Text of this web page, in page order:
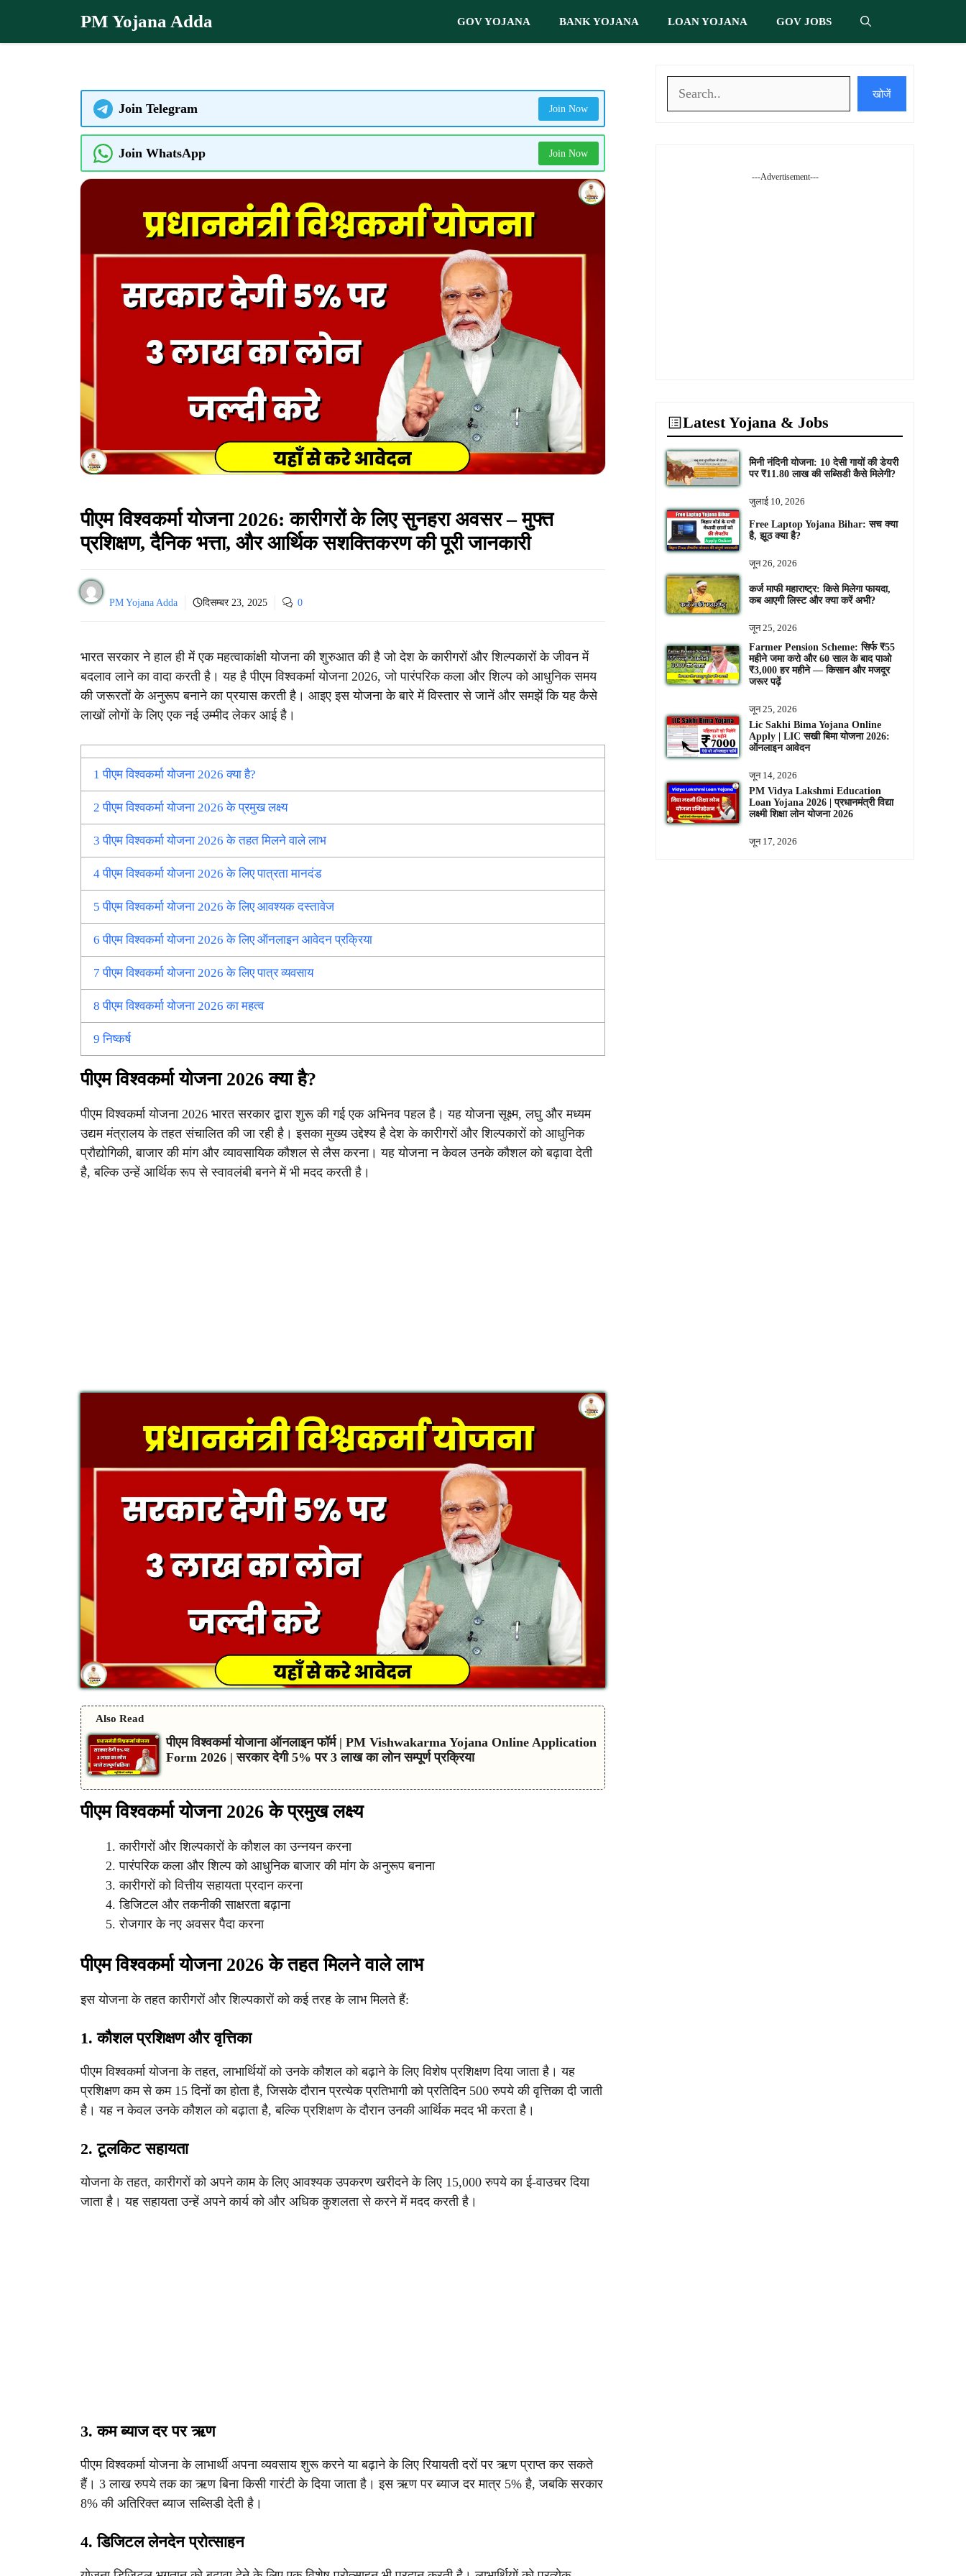
content
PM Yojana Adda GOV YOJANA BANK YOJANA LOAN YOJANA GOV JOBS
Join Telegram Join Now
Join WhatsApp Join Now
पीएम विश्वकर्मा योजना 2026: कारीगरों के लिए सुनहरा अवसर – मुफ्त
प्रशिक्षण, दैनिक भत्ता, और आर्थिक सशक्तिकरण की पूरी जानकारी
PM Yojana Adda दिसम्बर 23, 2025 0
भारत सरकार ने हाल ही में एक महत्वाकांक्षी योजना की शुरुआत की है जो देश के कारीगरों और शिल्पकारों के जीवन में
बदलाव लाने का वादा करती है। यह है पीएम विश्वकर्मा योजना 2026, जो पारंपरिक कला और शिल्प को आधुनिक समय
की जरूरतों के अनुरूप बनाने का प्रयास करती है। आइए इस योजना के बारे में विस्तार से जानें और समझें कि यह कैसे
लाखों लोगों के लिए एक नई उम्मीद लेकर आई है।
1 पीएम विश्वकर्मा योजना 2026 क्या है?
2 पीएम विश्वकर्मा योजना 2026 के प्रमुख लक्ष्य
3 पीएम विश्वकर्मा योजना 2026 के तहत मिलने वाले लाभ
4पीएम विश्वकर्मा योजना 2026 के लिए पात्रता मानदंड
5 पीएम विश्वकर्मा योजना 2026 के लिए आवश्यक दस्तावेज
6 पीएम विश्वकर्मा योजना 2026 के लिए ऑनलाइन आवेदन प्रक्रिया
7 पीएम विश्वकर्मा योजना 2026 के लिए पात्र व्यवसाय
8 पीएम विश्वकर्मा योजना 2026 का महत्व
9 निष्कर्ष
पीएम विश्वकर्मा योजना 2026 क्या है?
पीएम विश्वकर्मा योजना 2026 भारत सरकार द्वारा शुरू की गई एक अभिनव पहल है। यह योजना सूक्ष्म, लघु और मध्यम
उद्यम मंत्रालय के तहत संचालित की जा रही है। इसका मुख्य उद्देश्य है देश के कारीगरों और शिल्पकारों को आधुनिक
प्रौद्योगिकी, बाजार की मांग और व्यावसायिक कौशल से लैस करना। यह योजना न केवल उनके कौशल को बढ़ावा देती
है, बल्कि उन्हें आर्थिक रूप से स्वावलंबी बनने में भी मदद करती है।
Also Read
पीएम विश्वकर्मा योजाना ऑनलाइन फॉर्म | PM Vishwakarma Yojana Online Application
Form 2026 | सरकार देगी 5% पर 3 लाख का लोन सम्पूर्ण प्रक्रिया
पीएम विश्वकर्मा योजना 2026 के प्रमुख लक्ष्य
कारीगरों और शिल्पकारों के कौशल का उन्नयन करना
पारंपरिक कला और शिल्प को आधुनिक बाजार की मांग के अनुरूप बनाना
कारीगरों को वित्तीय सहायता प्रदान करना
डिजिटल और तकनीकी साक्षरता बढ़ाना
रोजगार के नए अवसर पैदा करना
पीएम विश्वकर्मा योजना 2026 के तहत मिलने वाले लाभ
इस योजना के तहत कारीगरों और शिल्पकारों को कई तरह के लाभ मिलते हैं:
1. कौशल प्रशिक्षण और वृत्तिका
पीएम विश्वकर्मा योजना के तहत, लाभार्थियों को उनके कौशल को बढ़ाने के लिए विशेष प्रशिक्षण दिया जाता है। यह
प्रशिक्षण कम से कम 15 दिनों का होता है, जिसके दौरान प्रत्येक प्रतिभागी को प्रतिदिन 500 रुपये की वृत्तिका दी जाती
है। यह न केवल उनके कौशल को बढ़ाता है, बल्कि प्रशिक्षण के दौरान उनकी आर्थिक मदद भी करता है।
2. टूलकिट सहायता
योजना के तहत, कारीगरों को अपने काम के लिए आवश्यक उपकरण खरीदने के लिए 15,000 रुपये का ई-वाउचर दिया
जाता है। यह सहायता उन्हें अपने कार्य को और अधिक कुशलता से करने में मदद करती है।
3. कम ब्याज दर पर ऋण
पीएम विश्वकर्मा योजना के लाभार्थी अपना व्यवसाय शुरू करने या बढ़ाने के लिए रियायती दरों पर ऋण प्राप्त कर सकते
हैं। 3 लाख रुपये तक का ऋण बिना किसी गारंटी के दिया जाता है। इस ऋण पर ब्याज दर मात्र 5% है, जबकि सरकार
8% की अतिरिक्त ब्याज सब्सिडी देती है।
4. डिजिटल लेनदेन प्रोत्साहन
खोजें
---Advertisement---
Latest Yojana & Jobs
मिनी नंदिनी योजना: 10 देसी गायों की डेयरी
पर ₹11.80 लाख की सब्सिडी कैसे मिलेगी?
जुलाई 10, 2026
Free Laptop Yojana Bihar: सच क्या
है, झूठ क्या है?
जून 26, 2026
कर्ज माफी महाराष्ट्र: किसे मिलेगा फायदा,
कब आएगी लिस्ट और क्या करें अभी?
जून 25, 2026
Farmer Pension Scheme: सिर्फ ₹55
महीने जमा करो और 60 साल के बाद पाओ
₹3,000 हर महीने — किसान और मजदूर
जरूर पढ़ें
जून 25, 2026
Lic Sakhi Bima Yojana Online
Apply | LIC सखी बिमा योजना 2026:
ऑनलाइन आवेदन
जून 14, 2026
PM Vidya Lakshmi Education
Loan Yojana 2026 | प्रधानमंत्री विद्या
लक्ष्मी शिक्षा लोन योजना 2026
जून 17, 2026